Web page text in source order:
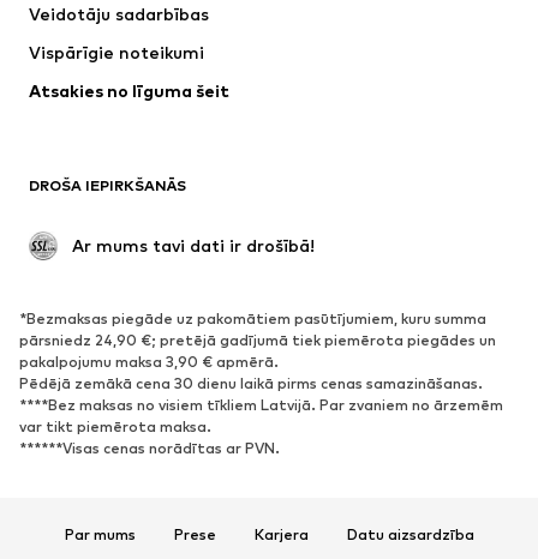
Apakšveļa
Mēteļi
Svinības
Ekskluzīvi
APAVI
Jaunumi
Šobrīd populāri
Brīvā laika apavi
Puszābaki
Augstpapēžu apavi
Zābaki
Atvērti apavi
Mājas apavi
Veidotāju sadarbības
Vispārīgie noteikumi
Atsakies no līguma šeit
DROŠA IEPIRKŠANĀS
Ar mums tavi dati ir drošībā!
*Bezmaksas piegāde uz pakomātiem pasūtījumiem, kuru summa
pārsniedz 24,90 €; pretējā gadījumā tiek piemērota piegādes un
pakalpojumu maksa 3,90 € apmērā.
Pēdējā zemākā cena 30 dienu laikā pirms cenas samazināšanas.
****Bez maksas no visiem tīkliem Latvijā. Par zvaniem no ārzemēm
var tikt piemērota maksa.
******Visas cenas norādītas ar PVN.
Par mums Prese Karjera Datu aizsardzība